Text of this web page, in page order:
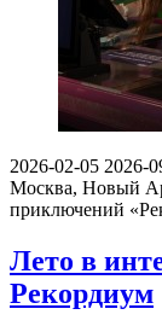
2026-02-05 2026-
Москва, Новый
приключений
Лето в
Рекордиум